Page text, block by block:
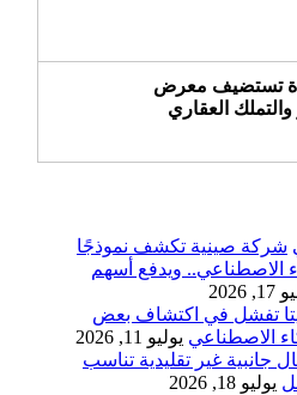
تستضيف معرض
العقاري
الوطني لمكافحة
قرب أدنى
شركة صينية تكشف نموذجًا
الاصطناعي.. ويدفع أسهم
2026
تفشل في اكتشاف بعض
الاصطناعي يوليو 11, 2026
جانبية غير تقليدية تناسب
يوليو 18, 2026